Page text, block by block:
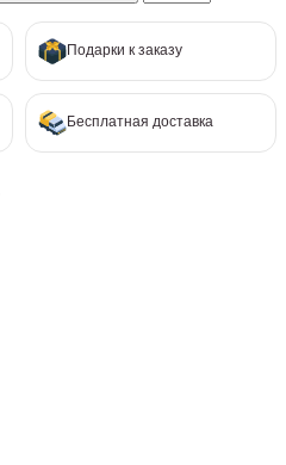
Подарки к заказу
Бесплатная доставка